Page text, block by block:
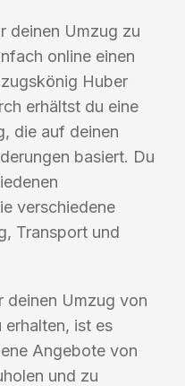
deinen Umzug zu
online einen
Huber
erhältst du eine
die auf deinen
basiert. Du
verschiedene
Transport und
deinen Umzug von
erhalten, ist es
Angebote von
und zu